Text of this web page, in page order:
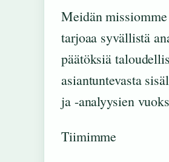
Meidän
tarjoaa syvällistä
päätöksiä
asiantuntevasta
ja -analyysien
Tiimimme